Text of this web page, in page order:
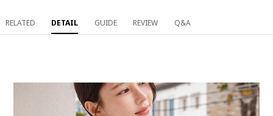
RELATED DETAIL GUIDE REVIEW Q&A